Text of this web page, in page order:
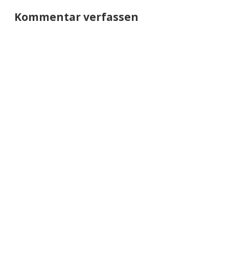
Kommentar verfassen